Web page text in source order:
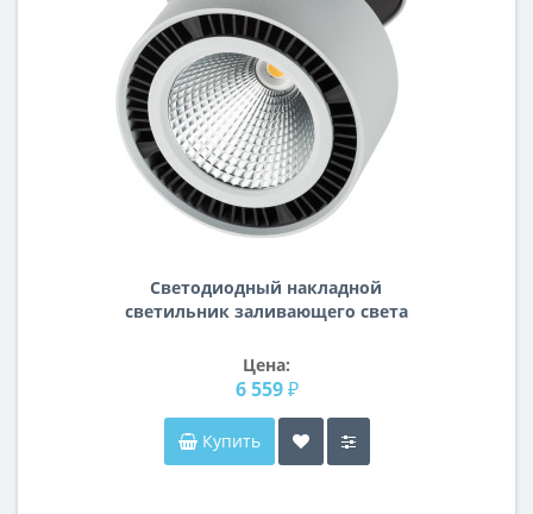
Светодиодный накладной
светильник заливающего света
Цена:
6 559 ₽
Купить